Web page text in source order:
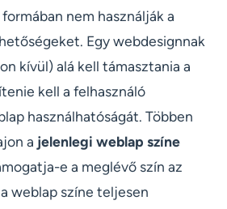
nem használják a
Egy webdesignnak
kívül) alá kell támasztania a
kell a felhasználó
használhatóságát. Többen
a jelenlegi weblap színe
e a meglévő szín az
weblap színe teljesen